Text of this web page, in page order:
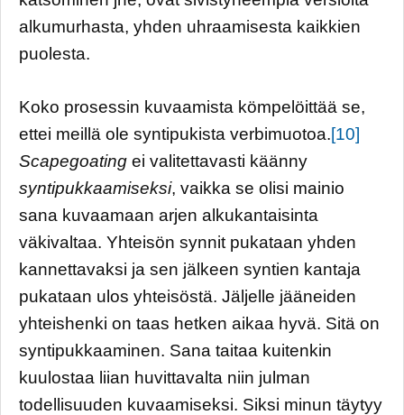
alkumurhasta, yhden uhraamisesta kaikkien
puolesta.
Koko prosessin kuvaamista kömpelöittää se,
ettei meillä ole syntipukista verbimuotoa.[10]
Scapegoating ei valitettavasti käänny
syntipukkaamiseksi, vaikka se olisi mainio
sana kuvaamaan arjen alkukantaisinta
väkivaltaa. Yhteisön synnit pukataan yhden
kannettavaksi ja sen jälkeen syntien kantaja
pukataan ulos yhteisöstä. Jäljelle jääneiden
yhteishenki on taas hetken aikaa hyvä. Sitä on
syntipukkaaminen. Sana taitaa kuitenkin
kuulostaa liian huvittavalta niin julman
todellisuuden kuvaamiseksi. Siksi minun täytyy